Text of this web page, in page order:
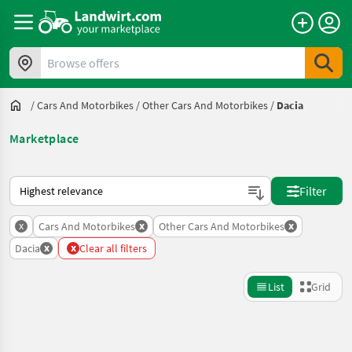
Browse offers
/Cars And Motorbikes /Other Cars And Motorbikes / Dacia
Marketplace
This is how sorting works on Landwirt.com
Filter
x Cars And Motorbikes x Other Cars And Motorbikes x
Dacia x x Clear all filters
List Grid